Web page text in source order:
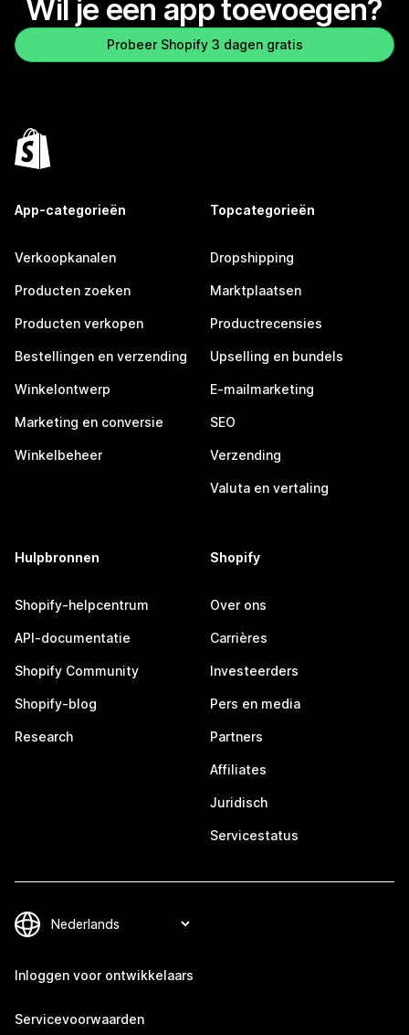
Wil je een app toevoegen?
Probeer Shopify 3 dagen gratis
App-categorieën
Verkoopkanalen
Producten zoeken
Producten verkopen
Bestellingen en verzending
Winkelontwerp
Marketing en conversie
Winkelbeheer
Topcategorieën
Dropshipping
Marktplaatsen
Productrecensies
Upselling en bundels
E-mailmarketing
SEO
Verzending
Valuta en vertaling
Hulpbronnen
Shopify-helpcentrum
API-documentatie
Shopify Community
Shopify-blog
Research
Shopify
Over ons
Carrières
Investeerders
Pers en media
Partners
Affiliates
Juridisch
Servicestatus
Inloggen voor ontwikkelaars
Servicevoorwaarden